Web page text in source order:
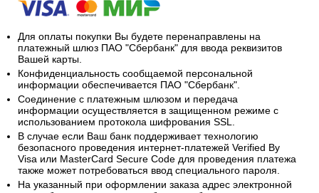
Для оплаты покупки Вы будете перенаправлены на
платежный шлюз ПАО "Сбербанк" для ввода реквизитов
Вашей карты.
Конфиденциальность сообщаемой персональной
информации обеспечивается ПАО "Сбербанк".
Соединение с платежным шлюзом и передача
информации осуществляется в защищенном режиме с
использованием протокола шифрования SSL.
В случае если Ваш банк поддерживает технологию
безопасного проведения интернет-платежей Verified By
Visa или MasterCard Secure Code для проведения платежа
также может потребоваться ввод специального пароля.
На указанный при оформлении заказа адрес электронной